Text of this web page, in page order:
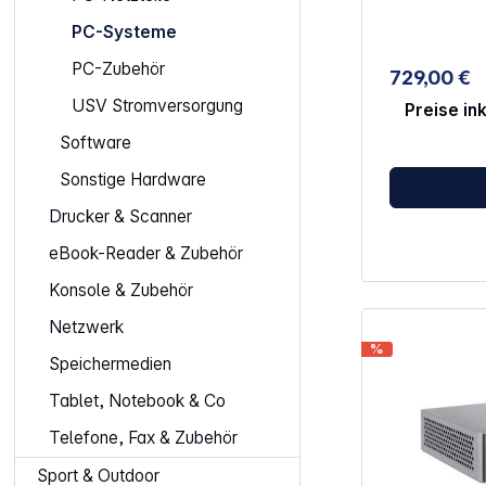
PC-Systeme
PC-Zubehör
USV Stromversorgung
Software
Sonstige Hardware
Drucker & Scanner
eBook-Reader & Zubehör
Konsole & Zubehör
Netzwerk
Speichermedien
Tablet, Notebook & Co
Telefone, Fax & Zubehör
Sport & Outdoor
Leistung, die
eine hohe
Programme
wechseln.
schnellen
kreative
SSD
und sorgt
du auch bei
Aufgaben im
typische
729,00 €
Preise
%